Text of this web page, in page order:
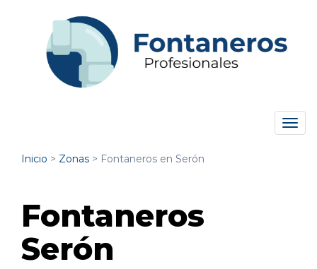
Inicio > Zonas > Fontaneros en Serón
Fontaneros
Serón